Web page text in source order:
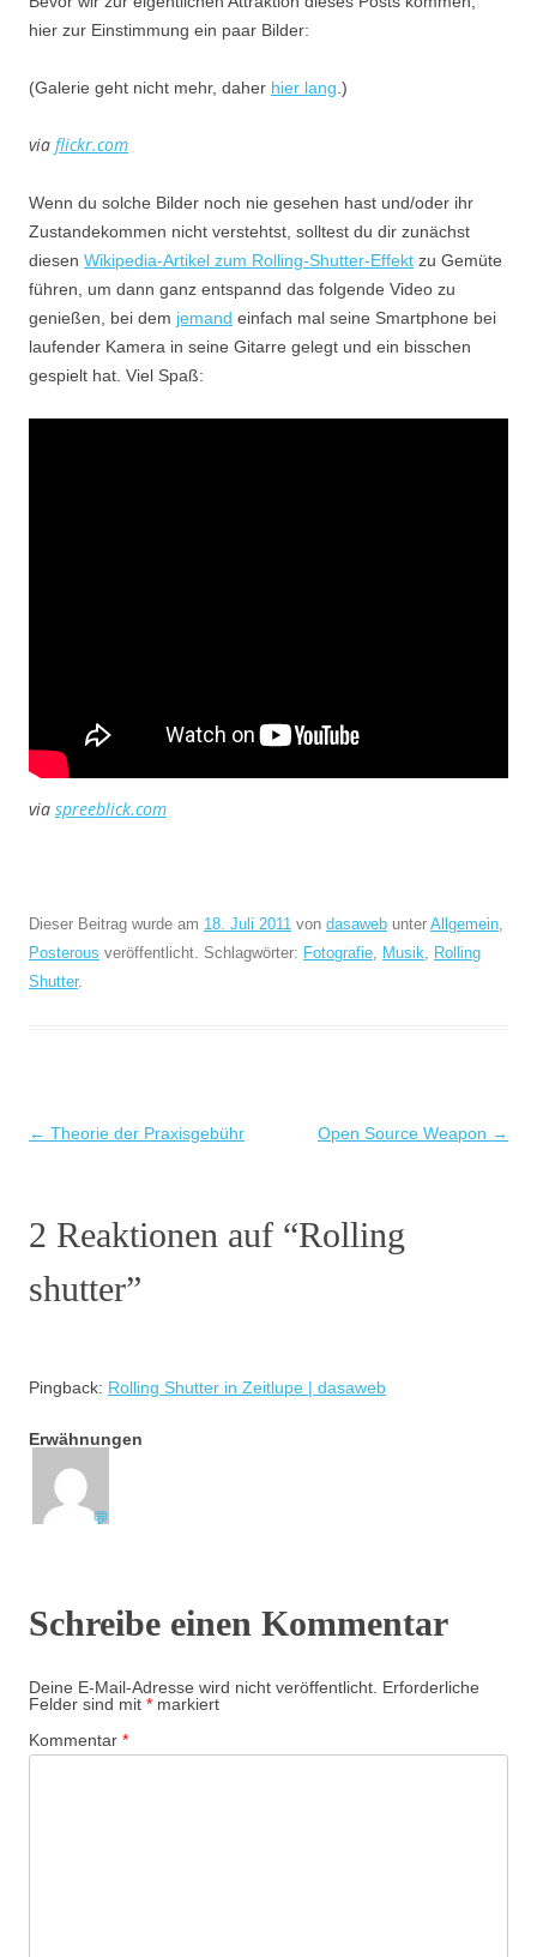
hier zur Einstimmung ein paar Bilder:
(Galerie geht nicht mehr, daher hier lang .)
via flickr.com
Wenn du solche Bilder noch nie gesehen hast und/oder ihr
Zustandekommen nicht verstehtst, solltest du dir zunächst
diesen Wikipedia-Artikel zum Rolling-Shutter-Effekt zu Gemüte
führen, um dann ganz entspannd das folgende Video zu
genießen, bei dem jemand einfach mal seine Smartphone bei
laufender Kamera in seine Gitarre gelegt und ein bisschen
gespielt hat. Viel Spaß:
via spreeblick.com
Dieser Beitrag wurde am 18. Juli 2011 von dasaweb unter Allgemein,
Posterous veröffentlicht. Schlagwörter: Fotografie, Musik, Rolling
Shutter.
Beitragsnavigation
← Theorie der Praxisgebühr Open Source Weapon →
2 Reaktionen auf “Rolling
shutter”
Pingback: Rolling Shutter in Zeitlupe | dasaweb
Erwähnungen
💬
Schreibe einen Kommentar
Deine E-Mail-Adresse wird nicht veröffentlicht. Erforderliche
Felder sind mit * markiert
Kommentar *